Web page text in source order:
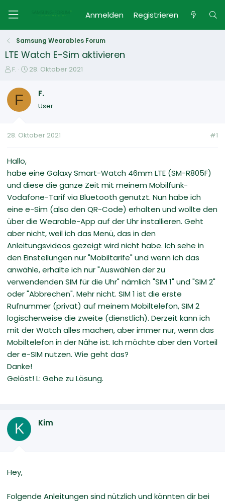
Anmelden Registrieren
Samsung Wearables Forum
LTE Watch E-Sim aktivieren
E
s
e
e
F.
E
t
e
t
28. Oktober 2021
F F.
User
28. Oktober 2021 #1
Hallo,
habe eine Galaxy Smart-Watch 46mm LTE (SM-R805F)
und diese die ganze Zeit mit meinem Mobilfunk-
Vodafone-Tarif via Bluetooth genutzt. Nun habe ich
eine e-Sim (also den QR-Code) erhalten und wollte den
über die Wearable-App auf der Uhr installieren. Geht
aber nicht, weil ich das Menü, das in den
Anleitungsvideos gezeigt wird nicht habe. Ich sehe in
den Einstellungen nur "Mobiltarife" und wenn ich das
anwähle, erhalte ich nur "Auswählen der zu
verwendenden SIM für die Uhr" nämlich "SIM 1" und "SIM 2"
oder "Abbrechen". Mehr nicht. SIM 1 ist die erste
Rufnummer (privat) auf meinem Mobiltelefon, SIM 2
logischerweise die zweite (dienstlich). Derzeit kann ich
mit der Watch alles machen, aber immer nur, wenn das
Mobiltelefon in der Nähe ist. Ich möchte aber den Vorteil
der e-SIM nutzen. Wie geht das?
Danke!
Gelöst! L: Gehe zu Lösung.
K Kim
Hey,
Folgende Anleitungen sind nützlich und könnten dir bei